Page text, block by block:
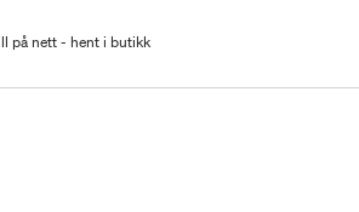
på nett - hent i butikk